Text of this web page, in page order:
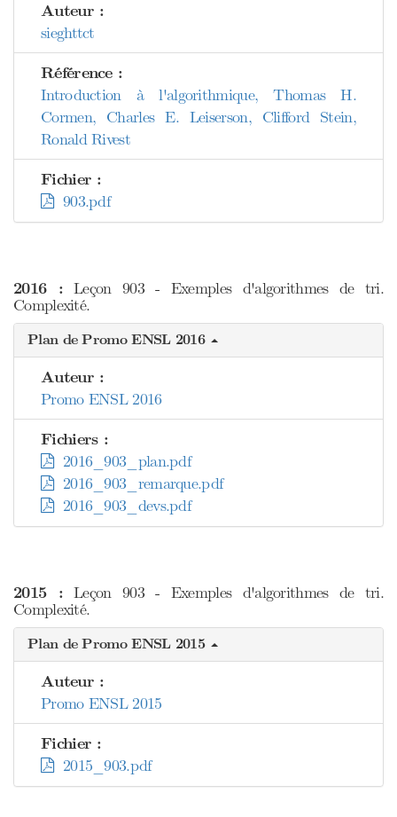
Auteur :
sieghttct
Référence :
Introduction à l'algorithmique, Thomas H.
Cormen, Charles E. Leiserson, Clifford Stein,
Ronald Rivest
Fichier :
903.pdf
2016 :Leçon 903 - Exemples d'algorithmes de tri.
Complexité.
Plan de Promo ENSL 2016
Auteur :
Promo ENSL 2016
Fichiers :
2016_903_plan.pdf
2016_903_remarque.pdf
2016_903_devs.pdf
2015 :Leçon 903 - Exemples d'algorithmes de tri.
Complexité.
Plan de Promo ENSL 2015
Auteur :
Promo ENSL 2015
Fichier :
2015_903.pdf